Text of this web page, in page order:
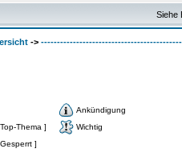
Siehe
->
Ankündigung
Thema ]
Wichtig
]